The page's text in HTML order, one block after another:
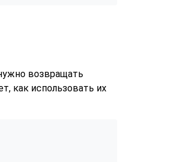
возвращать
как использовать их